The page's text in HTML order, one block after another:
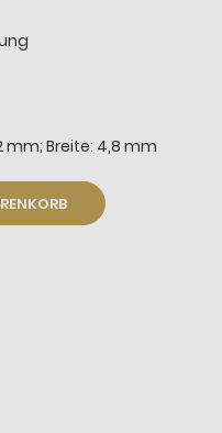
mm; Breite: 4,8 mm